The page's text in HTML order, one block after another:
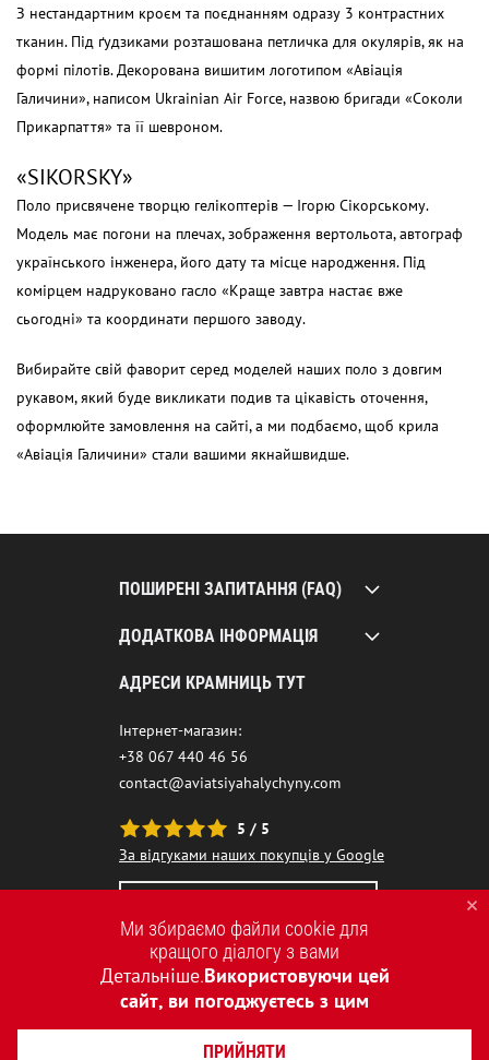
З нестандартним кроєм та поєднанням одразу 3 контрастних
тканин. Під ґудзиками розташована петличка для окулярів, як на
формі пілотів. Декорована вишитим логотипом «Авіація
Галичини», написом Ukrainian Air Force, назвою бригади «Соколи
Прикарпаття» та її шевроном.
«SIKORSKY»
Поло присвячене творцю гелікоптерів — Ігорю Сікорському.
Модель має погони на плечах, зображення вертольота, автограф
українського інженера, його дату та місце народження. Під
комірцем надруковано гасло «Краще завтра настає вже
сьогодні» та координати першого заводу.
Вибирайте свій фаворит серед моделей наших поло з довгим
рукавом, який буде викликати подив та цікавість оточення,
оформлюйте замовлення на сайті, а ми подбаємо, щоб крила
«Авіація Галичини» стали вашими якнайшвидше.
ПОШИРЕНІ ЗАПИТАННЯ (FAQ)
ДОДАТКОВА ІНФОРМАЦІЯ
АДРЕСИ КРАМНИЦЬ ТУТ
Інтернет-магазин:
+38 067 440 46 56
contact@aviatsiyahalychyny.com
5 / 5
За відгуками наших покупців у Google
2015-2026 © AVIATSIYA HALYCHYNY – УКРАЇНСЬКИЙ БРЕНД ОДЯГУ
Ми збираємо файли cookie для
кращого діалогу з вами
Детальніше.Використовуючи цей
сайт, ви погоджуєтесь з цим
ПРИЙНЯТИ